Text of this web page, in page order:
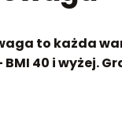
to każda
40 i wyżej.